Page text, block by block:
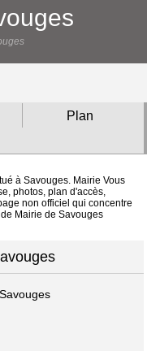
Plan
à Savouges. Mairie Vous
photos, plan d'accès,
non officiel qui concentre
Mairie de Savouges